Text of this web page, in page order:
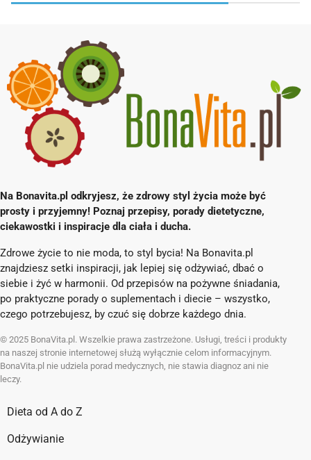
Na Bonavita.pl odkryjesz, że zdrowy styl życia może być
prosty i przyjemny! Poznaj przepisy, porady dietetyczne,
ciekawostki i inspiracje dla ciała i ducha.
Zdrowe życie to nie moda, to styl bycia! Na Bonavita.pl
znajdziesz setki inspiracji, jak lepiej się odżywiać, dbać o
siebie i żyć w harmonii. Od przepisów na pożywne śniadania,
po praktyczne porady o suplementach i diecie – wszystko,
czego potrzebujesz, by czuć się dobrze każdego dnia.
© 2025 BonaVita.pl. Wszelkie prawa zastrzeżone. Usługi, treści i produkty
na naszej stronie internetowej służą wyłącznie celom informacyjnym.
BonaVita.pl nie udziela porad medycznych, nie stawia diagnoz ani nie
leczy.
Dieta od A do Z
Odżywianie